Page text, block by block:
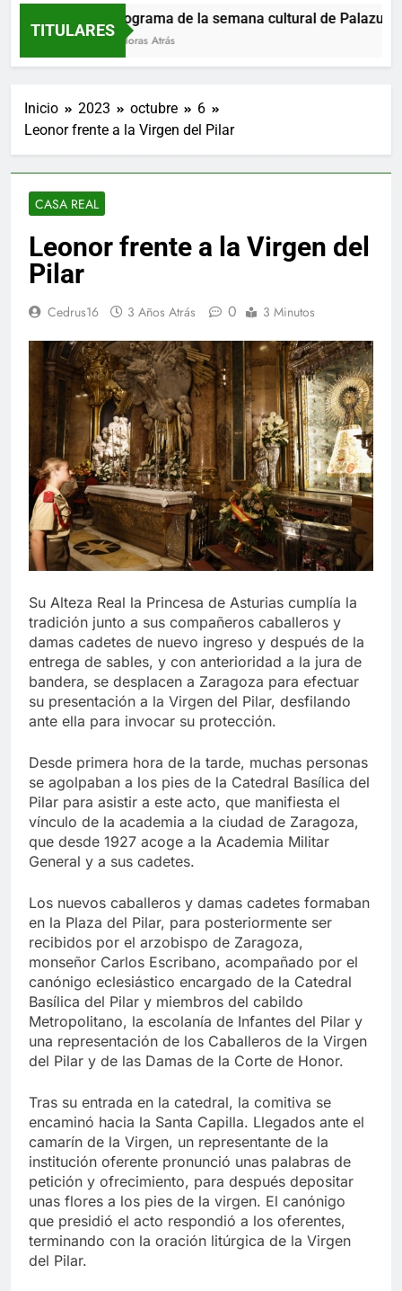
TITULARES
Programa de la semana cultural de Palazuelos
4 Horas Atrás
Inicio 2023 octubre
6
Leonor frente a la Virgen del Pilar
CASA REAL
Leonor frente a la Virgen del
Pilar
Cedrus16 3 Años Atrás 0 3 Minutos
Su Alteza Real la Princesa de Asturias cumplía la
tradición junto a sus compañeros caballeros y
damas cadetes de nuevo ingreso y después de la
entrega de sables, y con anterioridad a la jura de
bandera, se desplacen a Zaragoza para efectuar
su presentación a la Virgen del Pilar, desfilando
ante ella para invocar su protección.
Desde primera hora de la tarde, muchas personas
se agolpaban a los pies de la Catedral Basílica del
Pilar para asistir a este acto, que manifiesta el
vínculo de la academia a la ciudad de Zaragoza,
que desde 1927 acoge a la Academia Militar
General y a sus cadetes.
Los nuevos caballeros y damas cadetes formaban
en la Plaza del Pilar, para posteriormente ser
recibidos por el arzobispo de Zaragoza,
monseñor Carlos Escribano, acompañado por el
canónigo eclesiástico encargado de la Catedral
Basílica del Pilar y miembros del cabildo
Metropolitano, la escolanía de Infantes del Pilar y
una representación de los Caballeros de la Virgen
del Pilar y de las Damas de la Corte de Honor.
Tras su entrada en la catedral, la comitiva se
encaminó hacia la Santa Capilla. Llegados ante el
camarín de la Virgen, un representante de la
institución oferente pronunció unas palabras de
petición y ofrecimiento, para después depositar
unas flores a los pies de la virgen. El canónigo
que presidió el acto respondió a los oferentes,
terminando con la oración litúrgica de la Virgen
del Pilar.